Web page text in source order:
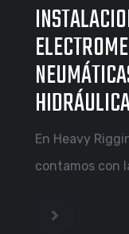
En Heavy
contamos con